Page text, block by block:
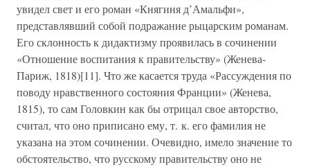
увидел свет и его роман «Княгиня д’Амальфи»,
представлявший собой подражание рыцарским романам.
Его склонность к дидактизму проявилась в сочинении
«Отношение воспитания к правительству» (Женева-
Париж, 1818)[11]. Что же касается труда «Рассуждения по
поводу нравственного состояния Франции» (Женева,
1815), то сам Головкин как бы отрицал свое авторство,
считал, что оно приписано ему, т. к. его фамилия не
указана на этом сочинении. Очевидно, имело значение то
обстоятельство, что русскому правительству оно не